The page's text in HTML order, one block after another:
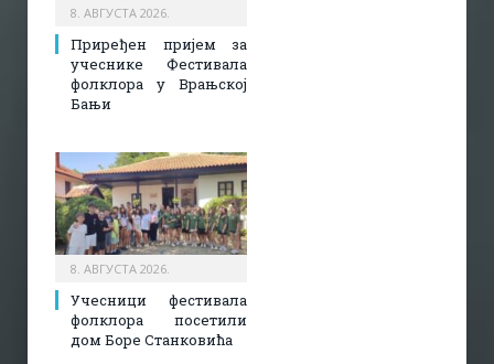
8. АВГУСТА 2026.
Приређен пријем за
учеснике Фестивала
фолклора у Врањској
Бањи
8. АВГУСТА 2026.
Учесници фестивала
фолклора посетили
дом Боре Станковића